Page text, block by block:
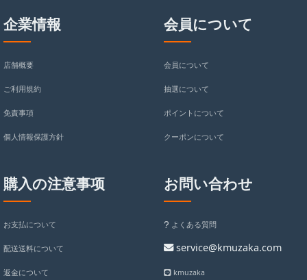
企業情報
店舗概要
ご利用規約
免責事項
個人情報保護方針
会員について
会員について
抽選について
ポイントについて
クーポンについて
購入の注意事项
お支払について
配送送料について
返金について
お問い合わせ
よくある質問
service@kmuzaka.com
kmuzaka